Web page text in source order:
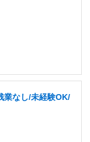
業なし/未経験OK/